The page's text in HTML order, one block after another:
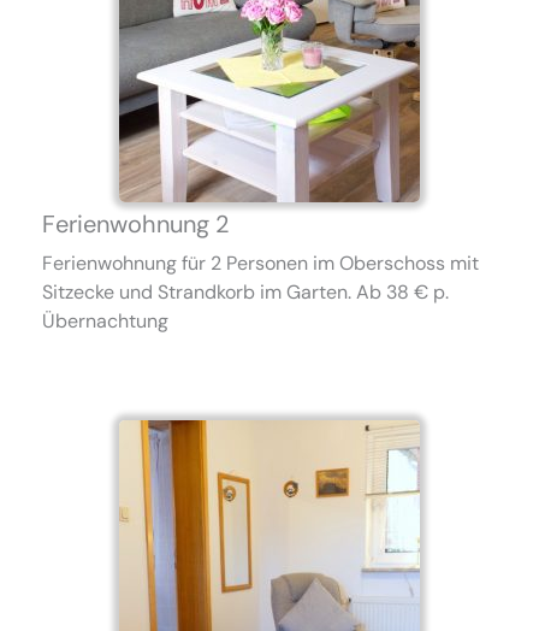
Ferienwohnung 2
Ferienwohnung für 2 Personen im Oberschoss mit
Sitzecke und Strandkorb im Garten. Ab 38 € p.
Übernachtung